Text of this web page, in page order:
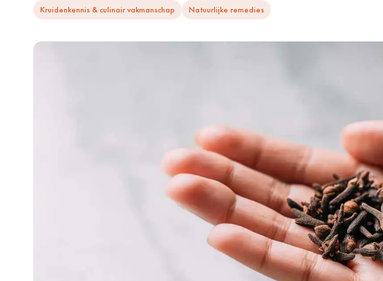
Kruidenkennis & culinair vakmanschap Natuurlijke remedies